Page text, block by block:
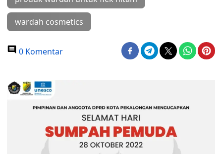
wardah cosmetics
0 Komentar